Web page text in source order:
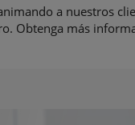
a nuestros
Obtenga más